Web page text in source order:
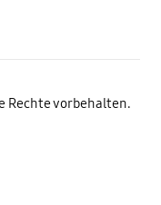
Rechte vorbehalten.